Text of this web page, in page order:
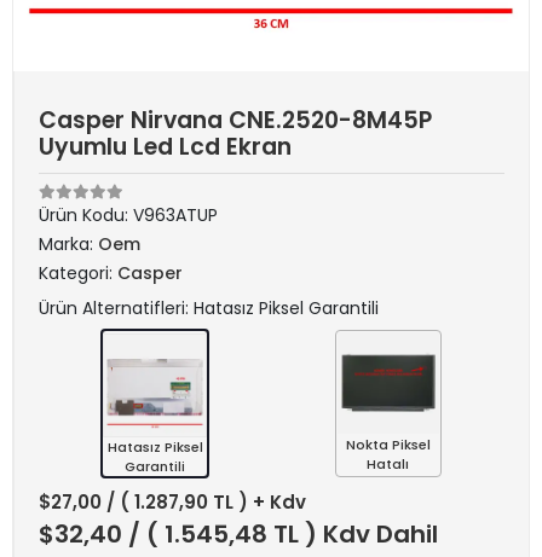
Casper Nirvana CNE.2520-8M45P
Uyumlu Led Lcd Ekran
Ürün Kodu: V963ATUP
Marka: Oem
Kategori: Casper
Ürün Alternatifleri: Hatasız Piksel Garantili
Hatasız Piksel
Garantili
Nokta Piksel
Hatalı
$27,00 / ( 1.287,90 TL ) + Kdv
$32,40 / ( 1.545,48 TL ) Kdv Dahil